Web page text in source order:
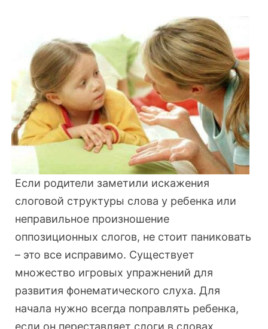
Если родители заметили искажения
слоговой структуры слова у ребенка или
неправильное произношение
оппозиционных слогов, не стоит паниковать
– это все исправимо. Существует
множество игровых упражнений для
развития фонематического слуха. Для
начала нужно всегда поправлять ребенка,
если он переставляет слоги в словах,